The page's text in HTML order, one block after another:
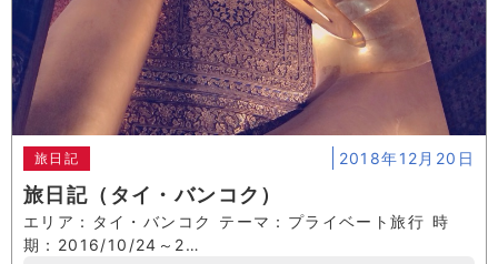
旅日記（タイ・バンコク）
旅日記 2018年12月20日
エリア：タイ・バンコク テーマ：プライベート旅行 時
期：2016/10/24～2…